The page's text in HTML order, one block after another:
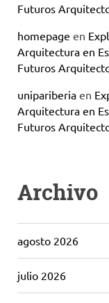
Futuros
homepage en
Arquitectura en
Futuros
unipariberia en
Arquitectura en
Futuros
Archivo
agosto 2026
julio 2026